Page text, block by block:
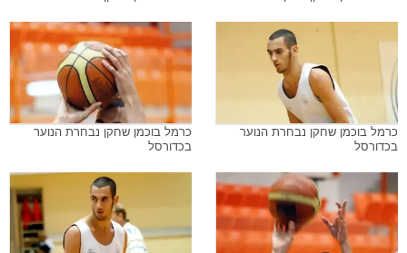
כרמל בוכמן שחקן נבחרת הנוער
בכדורסל
כרמל בוכמן שחקן נבחרת הנוער
בכדורסל